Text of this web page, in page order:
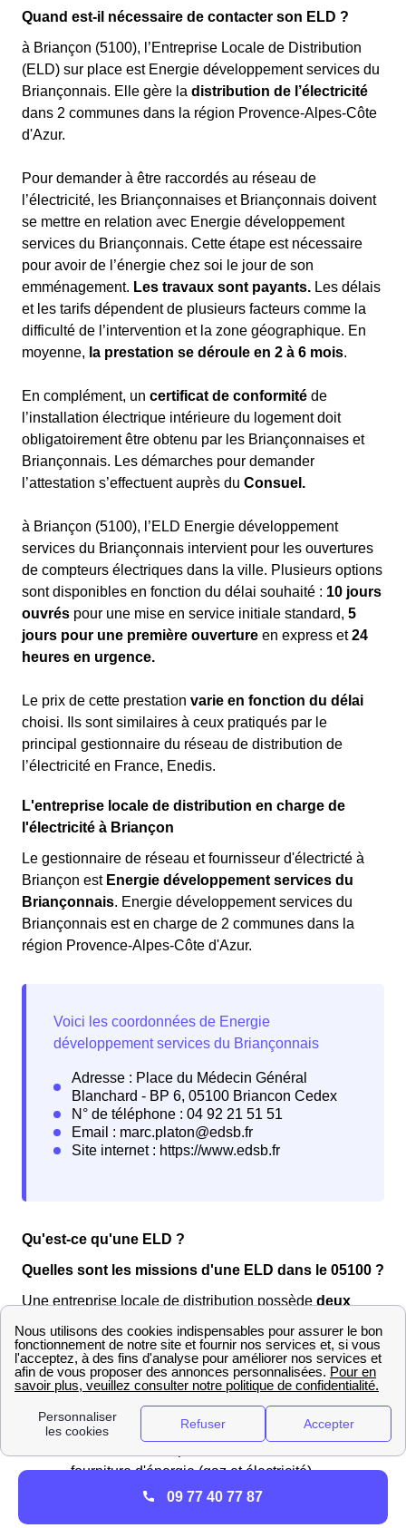
Quand est-il nécessaire de contacter son ELD ?
à Briançon (5100), l’Entreprise Locale de Distribution
(ELD) sur place est Energie développement services du
Briançonnais. Elle gère la distribution de l’électricité
dans 2 communes dans la région Provence-Alpes-Côte
d'Azur.
Pour demander à être raccordés au réseau de
l’électricité, les Briançonnaises et Briançonnais doivent
se mettre en relation avec Energie développement
services du Briançonnais. Cette étape est nécessaire
pour avoir de l’énergie chez soi le jour de son
emménagement. Les travaux sont payants. Les délais
et les tarifs dépendent de plusieurs facteurs comme la
difficulté de l’intervention et la zone géographique. En
moyenne, la prestation se déroule en 2 à 6 mois.
En complément, un certificat de conformité de
l’installation électrique intérieure du logement doit
obligatoirement être obtenu par les Briançonnaises et
Briançonnais. Les démarches pour demander
l’attestation s’effectuent auprès du Consuel.
à Briançon (5100), l’ELD Energie développement
services du Briançonnais intervient pour les ouvertures
de compteurs électriques dans la ville. Plusieurs options
sont disponibles en fonction du délai souhaité : 10 jours
ouvrés pour une mise en service initiale standard, 5
jours pour une première ouverture en express et24
heures en urgence.
Le prix de cette prestation varie en fonction du délai
choisi. Ils sont similaires à ceux pratiqués par le
principal gestionnaire du réseau de distribution de
l’électricité en France, Enedis.
L'entreprise locale de distribution en charge de
l'électricité à Briançon
Le gestionnaire de réseau et fournisseur d'électricté à
Briançon est Energie développement services du
Briançonnais. Energie développement services du
Briançonnais est en charge de 2 communes dans la
région Provence-Alpes-Côte d'Azur.
Qu'est-ce qu'une ELD ?
Quelles sont les missions d'une ELD dans le 05100 ?
Une entreprise locale de distribution possède deux
missions principales
Elle a tout d'abord un rôle d'entretien et de
gestion des réseaux de distribution du gaz et
d'électricité localement dans un territoire
donné.
fourniture d'énergie (gaz et électricité)
directement aux consommateurs en lieu et
09 77 40 77 87